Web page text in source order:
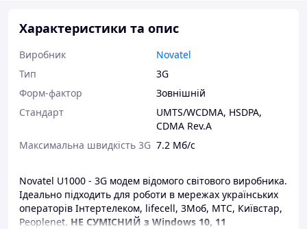
Характеристики та опис
Виробник
Novatel
Тип
3G
Форм-фактор
Зовнішній
Стандарт
UMTS/WCDMA, HSDPA,
CDMA Rev.A
Максимальна швидкість 3G 7.2 Мб/с
Novatel U1000 - 3G модем відомого світового виробника.
Ідеально підходить для роботи в мережах українських
операторів Інтертелеком, lifecell, 3Моб, МТС, Київстар,
Peoplenet. НЕ СУМІСНИЙ з Windows 10, 11